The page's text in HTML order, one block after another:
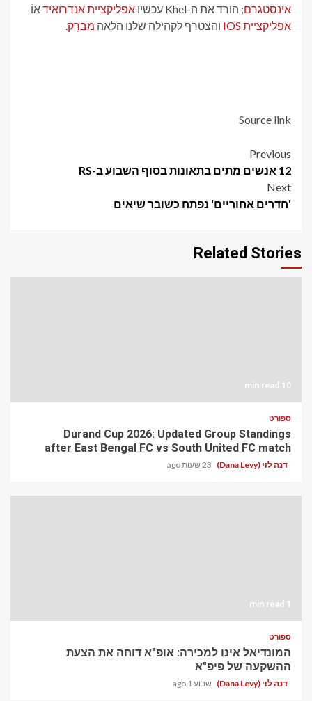
אינסטגרם; הורד את ה-Khel עכשיו אפליקציית אנדרואידאוֹ
אפליקציית IOS
והצטרף לקהילה שלנו הלאה מִברָק.
Source link
Post
navigation
Previous
12 אנשים מתים בתאונות בסוף השבוע ב-RS
Next
'חדרים אחוריים' נפתח כשובר שיאים
Related Stories
10 min read
ספורט
Durand Cup 2026: Updated Group Standings
after East Bengal FC vs South United FC match
דנה לוי (Dana Levy) 23 שעות ago
1 min read
ספורט
המונדיאל אינו למכירה: אופ"א דוחה את הצעת
ההשקעה של פיפ"א
דנה לוי (Dana Levy) שבוע 1 ago